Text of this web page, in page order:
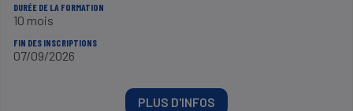
DURÉE DE LA FORMATION
10 mois
FIN DES INSCRIPTIONS
07/09/2026
PLUS D'INFOS